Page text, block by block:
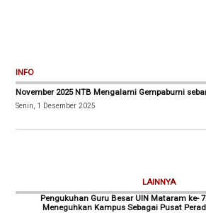
INFO
November 2025 NTB Mengalami Gempabumi
Senin, 1 Desember 2025
LAINNYA
Pengukuhan Guru Besar UIN Mataram ke-
Meneguhkan Kampus Sebagai Pusat